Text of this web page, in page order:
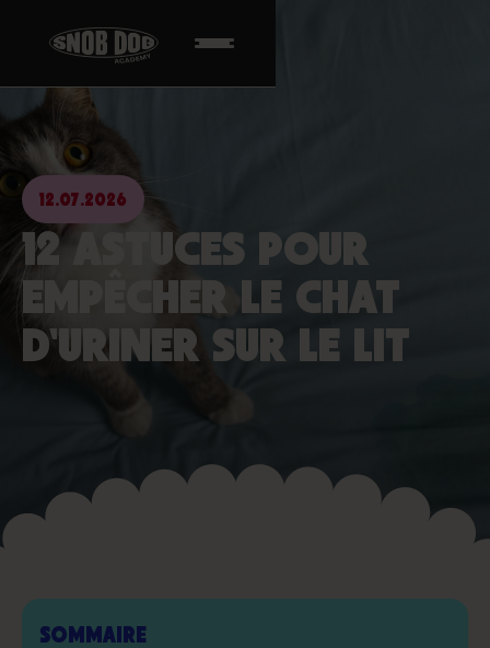
12.07.2026
12 ASTUCES POUR
EMPÊCHER LE CHAT
D'URINER SUR LE LIT
SOMMAIRE